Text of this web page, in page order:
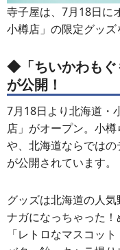
寺子屋は、7月18日に
小樽店」の限定グッズ
◆「ちいかわもぐ
が公開！
7月18日より北海道・
店」がオープン。小
や、北海道ならでは
が公開されています。
グッズは北海道の人
ナガになっちゃった！
「レトロなマスコッ